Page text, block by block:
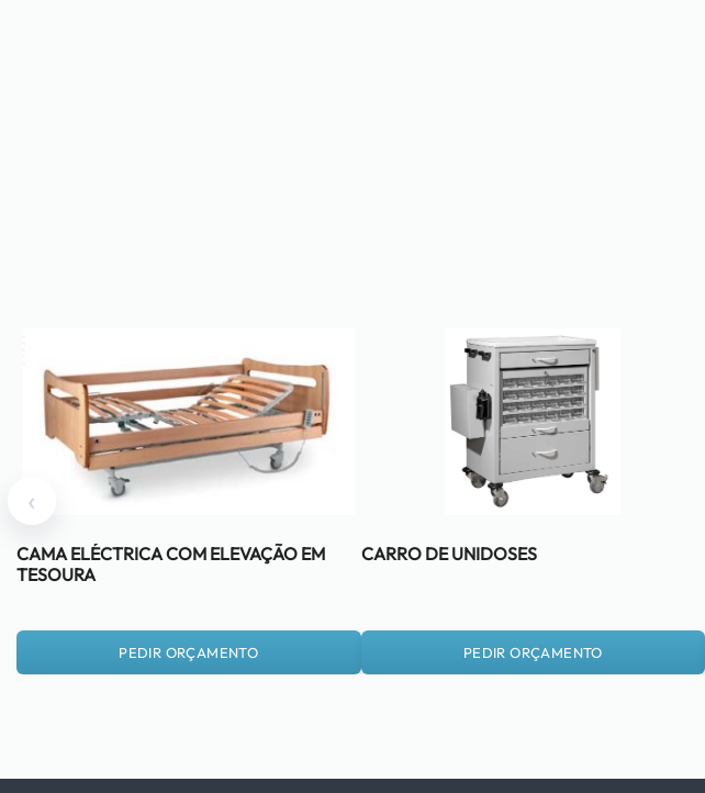
CAMA ELÉCTRICA COM ELEVAÇÃO EM
TESOURA
PEDIR ORÇAMENTO
CARRO DE UNIDOSES
PEDIR ORÇAMENTO
‹